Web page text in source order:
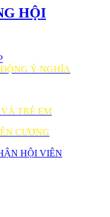
HỘI
Ý NGHĨA
TRẺ EM
CƯƠNG
HỘI VIÊN